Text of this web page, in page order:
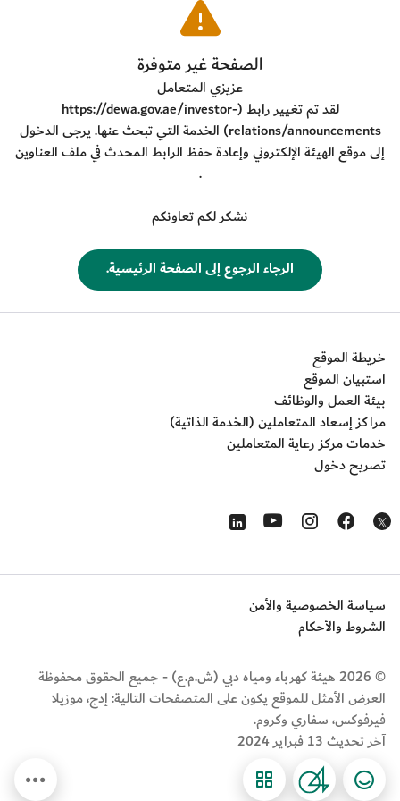
​الصفحة غير متوفرة
عزيزي المتعامل
لقد تم تغيير رابط (https://dewa.gov.ae/investor-
relations/announcements) الخدمة التي تبحث عنها. يرجى الدخول
إلى موقع الهيئة الإلكتروني وإعادة حفظ الرابط المحدث في ملف العناوين
.
نشكر لكم تعاونكم
​الرجاء الرجوع إلى الصفحة الرئيسية.
خريطة الموقع
استبيان الموقع
بيئة العمل والوظائف
مراكز إسعاد المتعاملين (الخدمة الذاتية)
خدمات مركز رعاية المتعاملين
تصريح دخول
Opens in a new window
Opens in a new window
Opens in a new window
Opens in a new window
Opens in a new window
© 2026 هيئة كهرباء ومياه دبي (ش.م.ع) - جميع الحقوق محفوظة
العرض الأمثل للموقع يكون على المتصفحات التالية: إدج، موزيلا
فيرفوكس، سفاري وكروم.
آخر تحديث 13 فبراير 2024
سياسة الخصوصية والأمن
الشروط والأحكام